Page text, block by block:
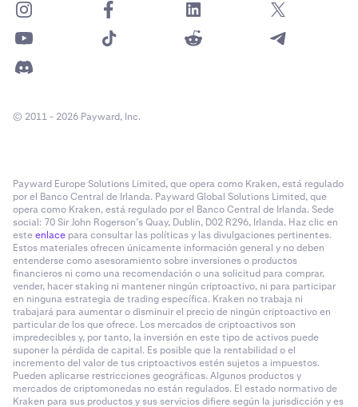
© 2011 - 2026 Payward, Inc.
Payward Europe Solutions Limited, que opera como Kraken, está regulado
por el Banco Central de Irlanda. Payward Global Solutions Limited, que
opera como Kraken, está regulado por el Banco Central de Irlanda. Sede
social: 70 Sir John Rogerson’s Quay, Dublin, D02 R296, Irlanda. Haz clic en
esteenlace para consultar las políticas y las divulgaciones pertinentes.
Estos materiales ofrecen únicamente información general y no deben
entenderse como asesoramiento sobre inversiones o productos
financieros ni como una recomendación o una solicitud para comprar,
vender, hacer staking ni mantener ningún criptoactivo, ni para participar
en ninguna estrategia de trading específica. Kraken no trabaja ni
trabajará para aumentar o disminuir el precio de ningún criptoactivo en
particular de los que ofrece. Los mercados de criptoactivos son
impredecibles y, por tanto, la inversión en este tipo de activos puede
suponer la pérdida de capital. Es posible que la rentabilidad o el
incremento del valor de tus criptoactivos estén sujetos a impuestos.
Pueden aplicarse restricciones geográficas. Algunos productos y
mercados de criptomonedas no están regulados. El estado normativo de
Kraken para sus productos y sus servicios difiere según la jurisdicción y es